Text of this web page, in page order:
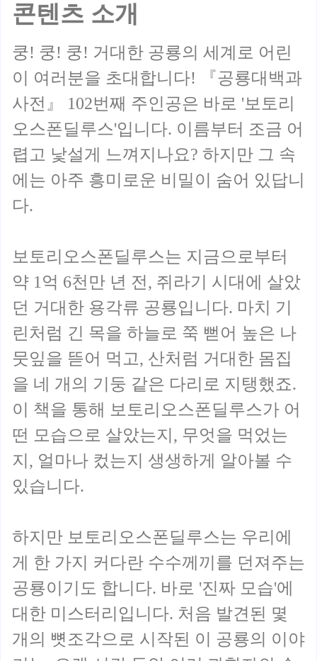
콘텐츠 소개
쿵! 쿵! 쿵! 거대한 공룡의 세계로 어린
이 여러분을 초대합니다! 『공룡대백과
사전』 102번째 주인공은 바로 '보토리
오스폰딜루스'입니다. 이름부터 조금 어
렵고 낯설게 느껴지나요? 하지만 그 속
에는 아주 흥미로운 비밀이 숨어 있답니
다.
보토리오스폰딜루스는 지금으로부터
약 1억 6천만 년 전, 쥐라기 시대에 살았
던 거대한 용각류 공룡입니다. 마치 기
린처럼 긴 목을 하늘로 쭉 뻗어 높은 나
뭇잎을 뜯어 먹고, 산처럼 거대한 몸집
을 네 개의 기둥 같은 다리로 지탱했죠.
이 책을 통해 보토리오스폰딜루스가 어
떤 모습으로 살았는지, 무엇을 먹었는
지, 얼마나 컸는지 생생하게 알아볼 수
있습니다.
하지만 보토리오스폰딜루스는 우리에
게 한 가지 커다란 수수께끼를 던져주는
공룡이기도 합니다. 바로 '진짜 모습'에
대한 미스터리입니다. 처음 발견된 몇
개의 뼛조각으로 시작된 이 공룡의 이야